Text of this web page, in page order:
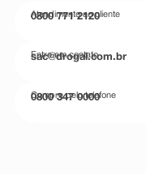
Atendimento ao cliente
0800 771 2120
Entre em contato
sac@drogal.com.br
Compre pelo telefone
0800 347 0000